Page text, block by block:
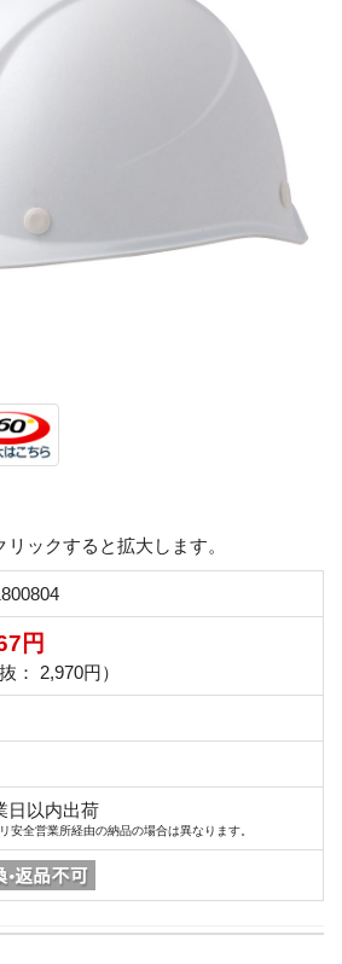
ックすると拡大します。
円
抜： 2,970円）
日以内出荷
安全営業所経由の納品の場合は異なります。